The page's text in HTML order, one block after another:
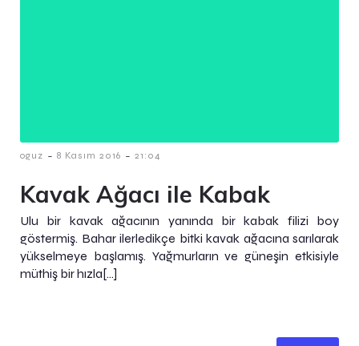
oguz - 8 Kasım 2016 - 21:04
Kavak Ağacı ile Kabak
Ulu bir kavak ağacının yanında bir kabak filizi boy
göstermiş. Bahar ilerledikçe bitki kavak ağacına sarılarak
yükselmeye başlamış. Yağmurların ve güneşin etkisiyle
müthiş bir hızla[…]